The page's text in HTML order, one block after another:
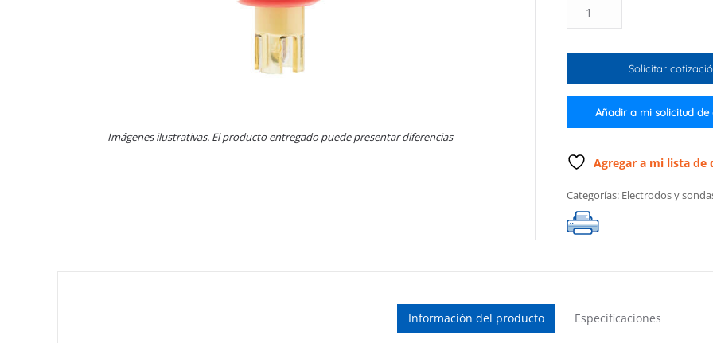
Imágenes ilustrativas. El producto entregado puede presentar diferencias
para
control
de
cuerpo
86
mm
de
de
Solicitar
Añadir a mi solicitud de
Agregar a mi lista de
Categorías: Electrodos y
Información del producto Especificaciones